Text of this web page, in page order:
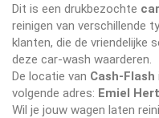
Dit is een drukbezochte
reinigen van verschillende
klanten, die de vriendelijke
deze car-wash waarderen.
De locatie van Cash-Flash
volgende adres: Emiel
Wil je jouw wagen laten